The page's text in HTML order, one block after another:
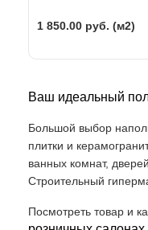
1 850.00 руб. (м2)
Ваш идеальный
Большой выбор
плитки и
ванных комнат,
Строительный
Посмотреть товар и